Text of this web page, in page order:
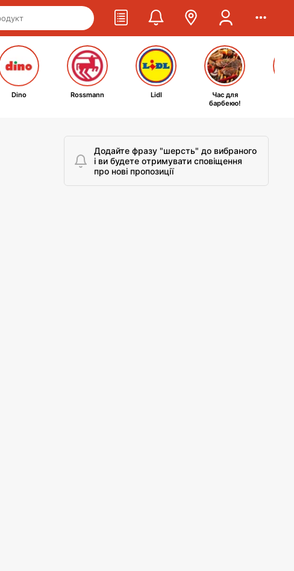
Dino Rossmann Lidl
Час для
барбекю!
Додайте фразу "шерсть" до вибраного
і ви будете отримувати сповіщення
про нові пропозиції